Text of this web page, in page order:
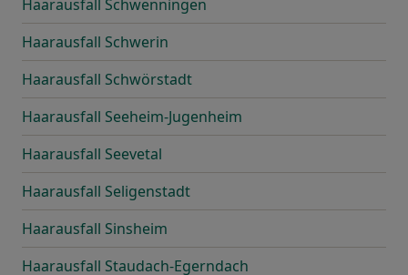
Haarausfall Schwenningen
Haarausfall Schwerin
Haarausfall Schwörstadt
Haarausfall Seeheim-Jugenheim
Haarausfall Seevetal
Haarausfall Seligenstadt
Haarausfall Sinsheim
Haarausfall Staudach-Egerndach